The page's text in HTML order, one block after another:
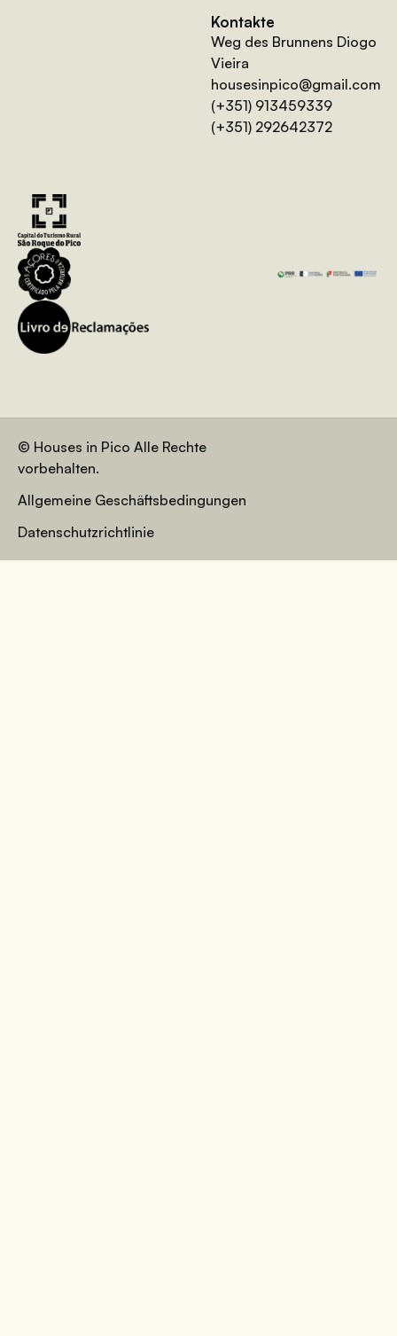
Kontakte
Weg des Brunnens Diogo
Vieira
housesinpico@gmail.com
(+351) 913459339
(+351) 292642372
© Houses in Pico Alle Rechte
vorbehalten.
Allgemeine Geschäftsbedingungen
Datenschutzrichtlinie